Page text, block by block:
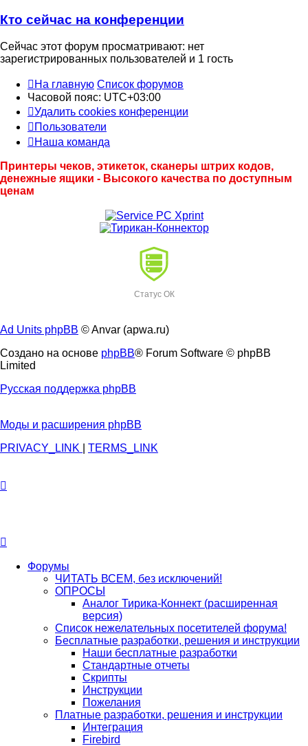
Кто сейчас на конференции
Сейчас этот форум просматривают: нет
зарегистрированных пользователей и 1 гость
На главную Список форумов
Часовой пояс: UTC+03:00
Удалить cookies конференции
Пользователи
Наша команда
Принтеры чеков, этикеток, сканеры штрих кодов,
денежные ящики - Высокого качества по доступным
ценам
Статус ОК
Ad Units phpBB © Anvar (apwa.ru)
Создано на основе phpBB® Forum Software © phpBB
Limited
Русская поддержка phpBB
Моды и расширения phpBB
PRIVACY_LINK
TERMS_LINK
Форумы
ЧИТАТЬ ВСЕМ, без исключений!
ОПРОСЫ
Аналог Тирика-Коннект (расширенная
версия)
Список нежелательных посетителей форума!
Бесплатные разработки, решения и инструкции
Наши бесплатные разработки
Стандартные отчеты
Скрипты
Инструкции
Пожелания
Платные разработки, решения и инструкции
Интеграция
Firebird